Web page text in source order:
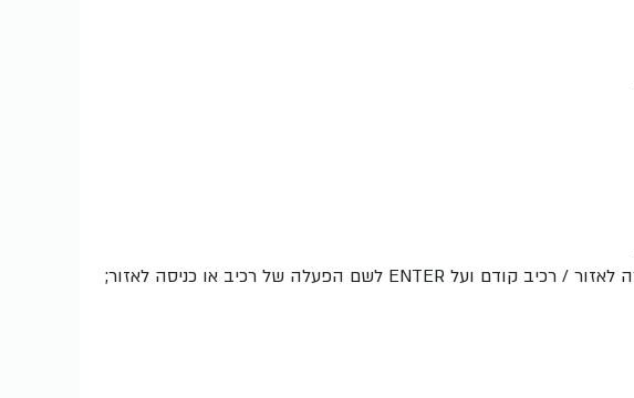
המשיכו להשתמש בכפתור ה-TAB לשם מעבר לאזור / רכיב הבא; לחצו על SHIFT+TAB יחדיו לשם חזרה לאזור / רכיב קודם ועל ENTER לשם הפעלה של רכיב או כניסה לאזור;